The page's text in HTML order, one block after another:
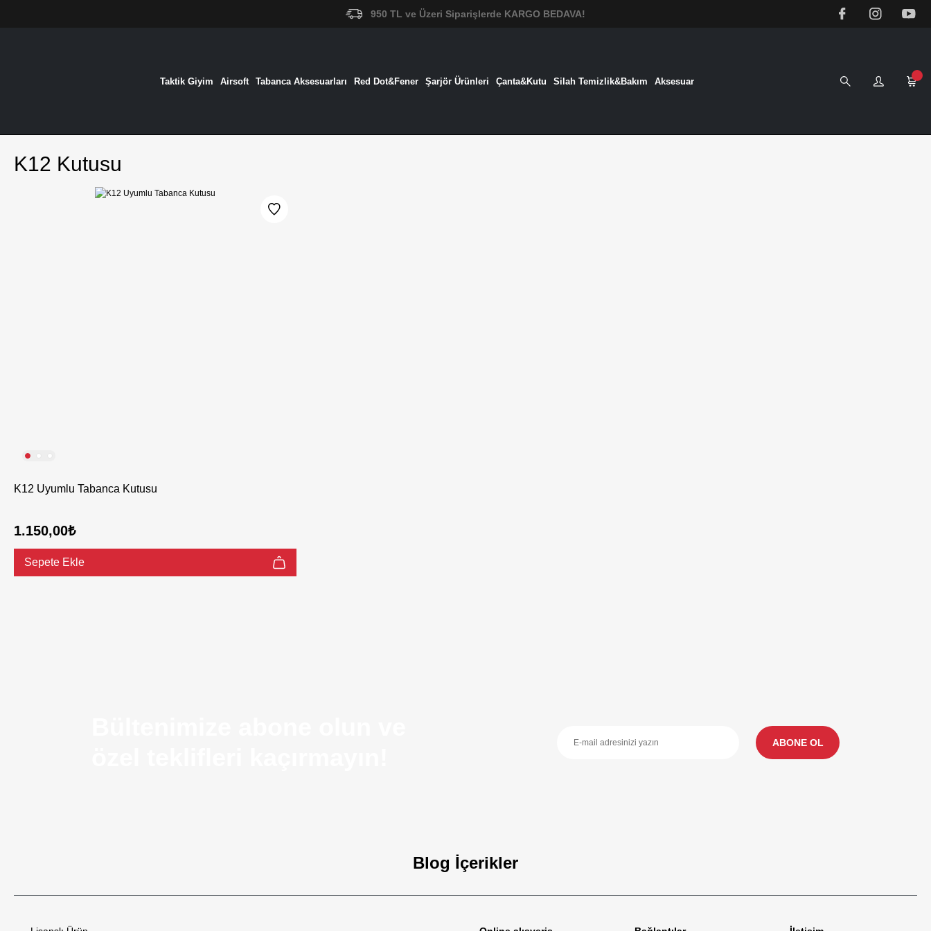
950 TL ve Üzeri Siparişlerde KARGO BEDAVA!
Taktik Giyim Airsoft Tabanca Aksesuarları Red Dot&Fener Şarjör Ürünleri Çanta&Kutu Silah Temizlik&Bakım Aksesuar
K12 Kutusu
K12 Uyumlu Tabanca Kutusu
1.150,00₺
Sepete Ekle
ABONE OL
Blog İçerikler